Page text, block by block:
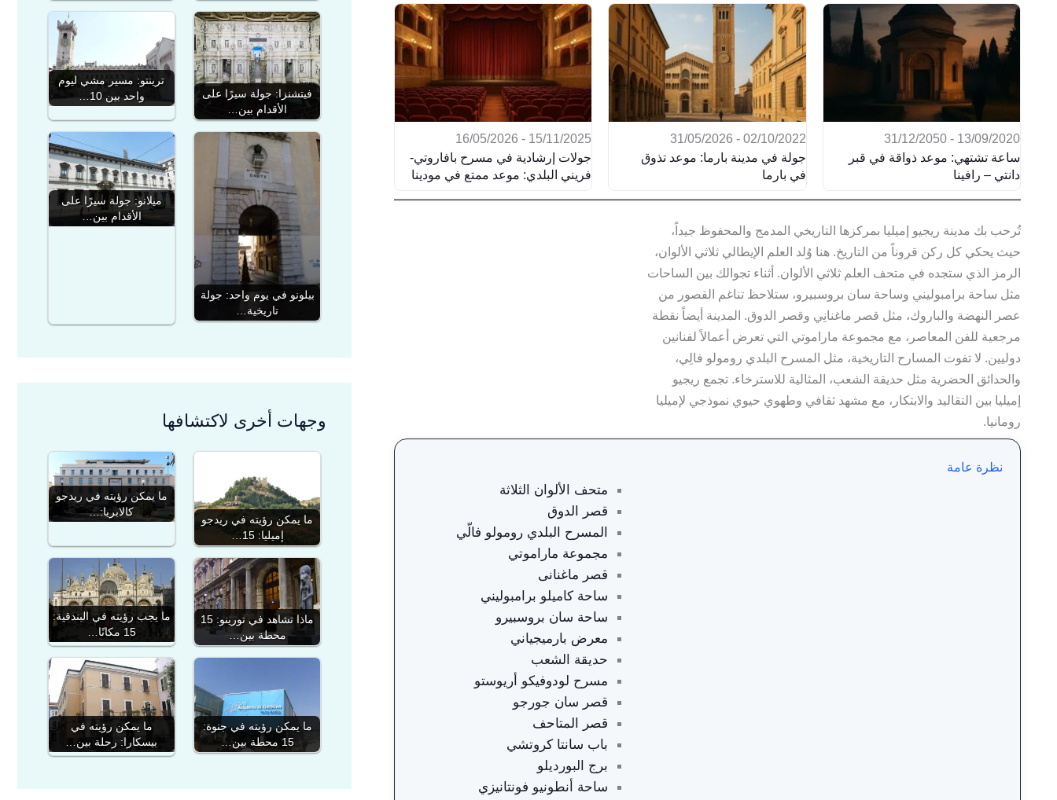
13/09/2020 - 31/12/2050
ساعة تشتهي: موعد ذواقة في قبر
دانتي – رافينا
02/10/2022 - 31/05/2026
جولة في مدينة بارما: موعد تذوق
في بارما
15/11/2025 - 16/05/2026
جولات إرشادية في مسرح بافاروتي-
فريني البلدي: موعد ممتع في مودينا
تُرحب بك مدينة ريجيو إميليا بمركزها التاريخي المدمج والمحفوظ جيداً،
حيث يحكي كل ركن قروناً من التاريخ. هنا وُلد العلم الإيطالي ثلاثي الألوان،
الرمز الذي ستجده في متحف العلم ثلاثي الألوان. أثناء تجوالك بين الساحات
مثل ساحة برامبوليني وساحة سان بروسبيرو، ستلاحظ تناغم القصور من
عصر النهضة والباروك، مثل قصر ماغنانِي وقصر الدوق. المدينة أيضاً نقطة
مرجعية للفن المعاصر، مع مجموعة ماراموتي التي تعرض أعمالاً لفنانين
دوليين. لا تفوت المسارح التاريخية، مثل المسرح البلدي رومولو فالِي،
والحدائق الحضرية مثل حديقة الشعب، المثالية للاسترخاء. تجمع ريجيو
إميليا بين التقاليد والابتكار، مع مشهد ثقافي وطهوي حيوي نموذجي لإميليا
رومانيا.
نظرة عامة
متحف الألوان الثلاثة
قصر الدوق
المسرح البلدي رومولو فالّي
مجموعة ماراموتي
قصر ماغنانى
ساحة كاميلو برامبوليني
ساحة سان بروسبيرو
معرض بارميجياني
حديقة الشعب
مسرح لودوفيكو أريوستو
قصر سان جورجو
قصر المتاحف
باب سانتا كروتشي
برج البورديلو
ساحة أنطونيو فونتانيزي
فيتشنزا: جولة سيرًا على
الأقدام بين…
ترينتو: مسير مشي ليوم
واحد بين 10…
بيلونو في يوم واحد: جولة
تاريخية…
ميلانو: جولة سيرًا على
الأقدام بين…
وجهات أخرى لاكتشافها
ما يمكن رؤيته في ريدجو
إميليا: 15…
ما يمكن رؤيته في ريدجو
كالابريا:…
ماذا تشاهد في تورينو: 15
محطة بين…
ما يجب رؤيته في البندقية:
15 مكانًا…
ما يمكن رؤيته في جنوة:
15 محطة بين…
ما يمكن رؤيته في
بيسكارا: رحلة بين…